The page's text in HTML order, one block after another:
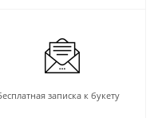
записка к букету